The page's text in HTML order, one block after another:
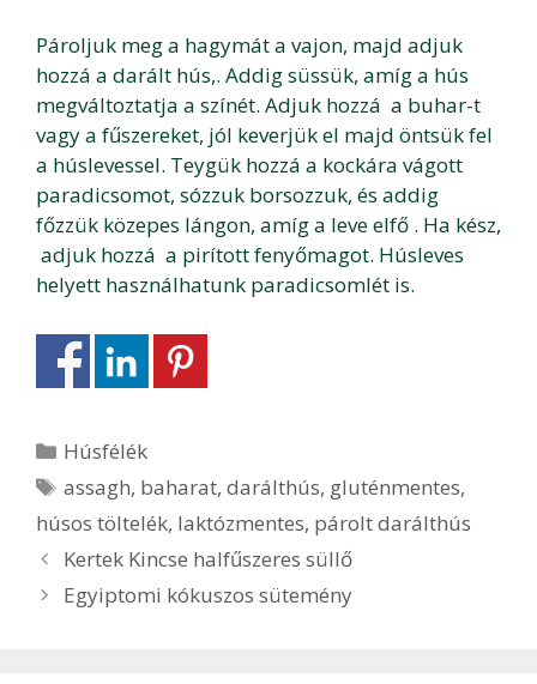
Pároljuk meg a hagymát a vajon, majd adjuk
hozzá a darált hús,. Addig süssük, amíg a hús
megváltoztatja a színét. Adjuk hozzá a buhar-t
vagy a fűszereket, jól keverjük el majd öntsük fel
a húslevessel. Teygük hozzá a kockára vágott
paradicsomot, sózzuk borsozzuk, és addig
főzzük közepes lángon, amíg a leve elfő . Ha kész,
adjuk hozzá a pirított fenyőmagot. Húsleves
helyett használhatunk paradicsomlét is.
Kategória
Húsfélék
Címkék
assagh, baharat,darálthús, gluténmentes,
húsos töltelék, laktózmentes, párolt darálthús
Bejegyzés
navigáció
Kertek Kincse halfűszeres süllő
Egyiptomi kókuszos sütemény